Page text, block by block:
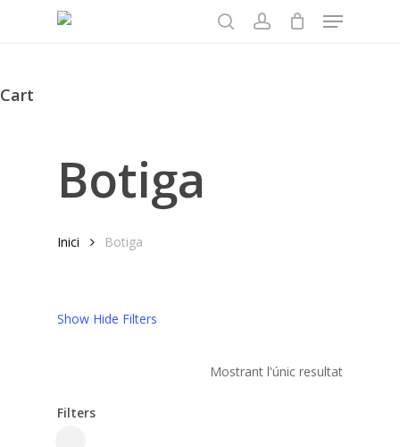
Menu
Cart
Botiga
Inici Botiga
Show Hide Filters
Mostrant l'únic resultat
Filters